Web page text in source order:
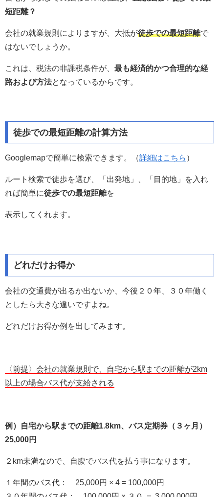
短距離？
会社の就業規則によりますが、大抵が徒歩での最短距離で
はないでしょうか。
これは、税法の非課税条件が、 最も経済的かつ合理的な経
路および方法となっているからです。
徒歩での最短距離の計算方法
Googlemapで簡単に検索できます。（詳細はこちら ）
ルート検索で徒歩を選び、「出発地」、「目的地」を入れ
れば簡単に徒歩での最短距離を
表示してくれます。
どれだけお得か
会社の交通費が出るか出ないか、今後２０年、３０年働く
としたら大きな違いですよね。
どれだけお得か例を出してみます。
〈前提〉会社の就業規則で、自宅から駅までの距離が2km
以上の場合バス代が支給される
例）自宅から駅までの距離1.8km、バス定期券（３ヶ月）
25,000円
２km未満なので、自腹でバス代を払う事になります。
１年間のバス代： 25,000円 × 4 = 100,000円